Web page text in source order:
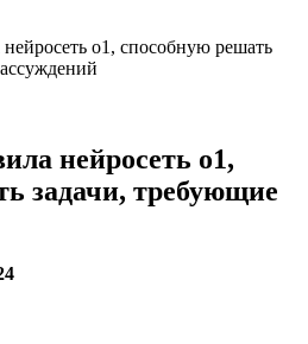
o1, способную решать
нейросеть o1,
задачи, требующие